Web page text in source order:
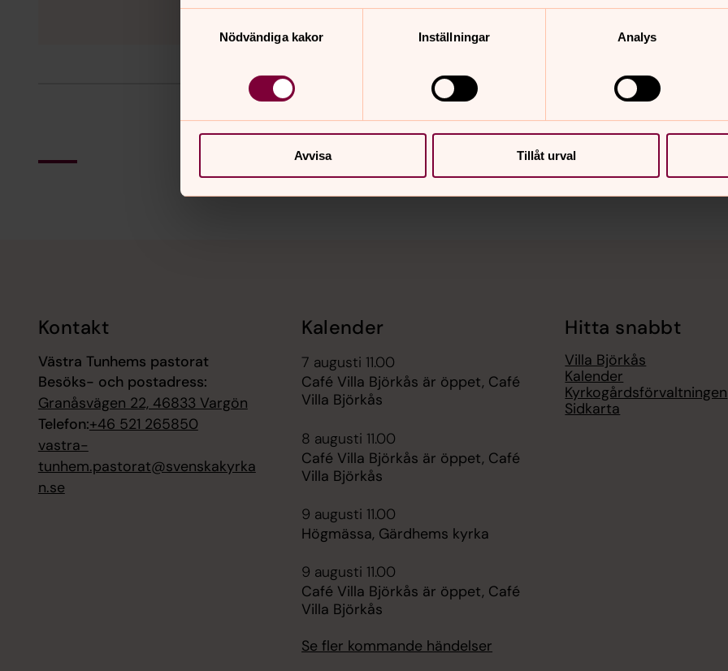
Nödvändiga kakor
Inställningar Analys
Avvisa Tillåt urval
Kontakt
Västra Tunhems pastorat
Besöks- och postadress:
Granåsvägen 22, 46833 Vargön
Telefon:+46 521 265850
vastra-
tunhem.pastorat@svenskakyrka
n.se
Kalender
7 augusti 11.00
Café Villa Björkås är öppet, Café
Villa Björkås
8 augusti 11.00
Café Villa Björkås är öppet, Café
Villa Björkås
9 augusti 11.00
Högmässa, Gärdhems kyrka
9 augusti 11.00
Café Villa Björkås är öppet, Café
Villa Björkås
Se fler kommande händelser
Hitta snabbt
Villa Björkås
Kalender
Kyrkogårdsförvaltningen
Sidkarta